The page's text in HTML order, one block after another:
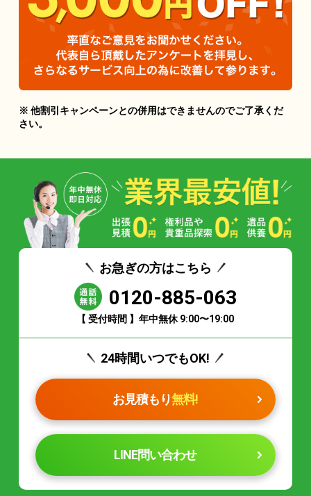
※ 他割引キャンペーンとの併用はできませんのでご了承くだ
さい。
お急ぎの方はこちら
0120-885-063
【 受付時間 】年中無休 9:00〜19:00
24時間いつでもOK!
お見積もり無料!
LINE問い合わせ